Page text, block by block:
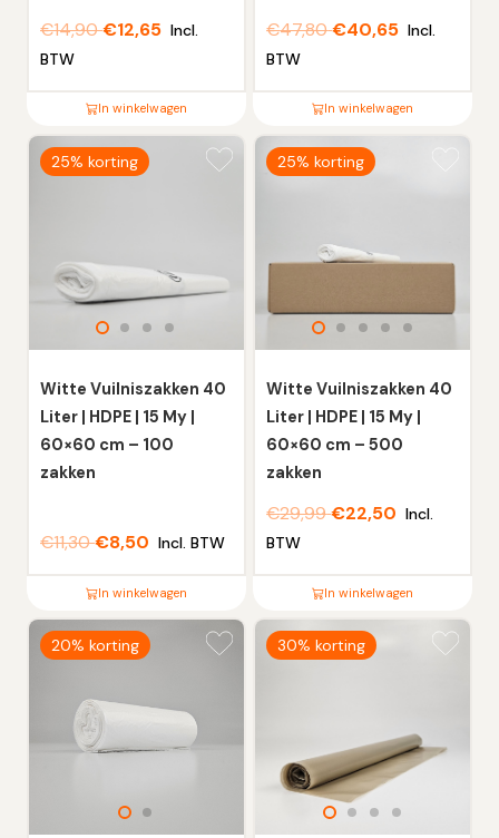
€14,90€12,65 Incl.
BTW
In winkelwagen
Dit
product
Deze
worden
op
de
productpagina
€47,80€40,65 Incl.
BTW
In winkelwagen
Dit
product
worden
op
de
productpagina
25% korting
Witte Vuilniszakken 40
Liter | HDPE | 15 My |
60×60 cm – 100
zakken
€11,30€8,50 Incl. BTW
In winkelwagen
Dit
product
meerdere
variaties.
25% korting
Witte Vuilniszakken 40
Liter | HDPE | 15 My |
60×60 cm – 500
zakken
€29,99€22,50 Incl.
BTW
In winkelwagen
Dit
product
Deze
optie
20% korting 30% korting